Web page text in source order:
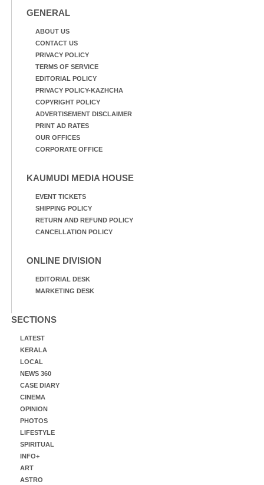
GENERAL
ABOUT US
CONTACT US
PRIVACY POLICY
TERMS OF SERVICE
EDITORIAL POLICY
PRIVACY POLICY-KAZHCHA
COPYRIGHT POLICY
ADVERTISEMENT DISCLAIMER
PRINT AD RATES
OUR OFFICES
CORPORATE OFFICE
KAUMUDI MEDIA HOUSE
EVENT TICKETS
SHIPPING POLICY
RETURN AND REFUND POLICY
CANCELLATION POLICY
ONLINE DIVISION
EDITORIAL DESK
MARKETING DESK
SECTIONS
LATEST
KERALA
LOCAL
NEWS 360
CASE DIARY
CINEMA
OPINION
PHOTOS
LIFESTYLE
SPIRITUAL
INFO+
ART
ASTRO